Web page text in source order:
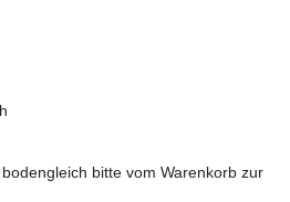
bitte vom Warenkorb zur